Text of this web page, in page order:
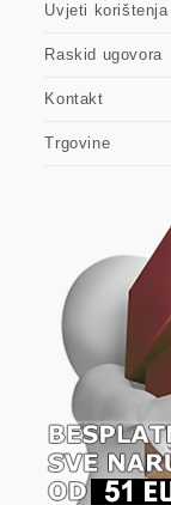
Uvjeti korištenja
Raskid ugovora
Kontakt
Trgovine